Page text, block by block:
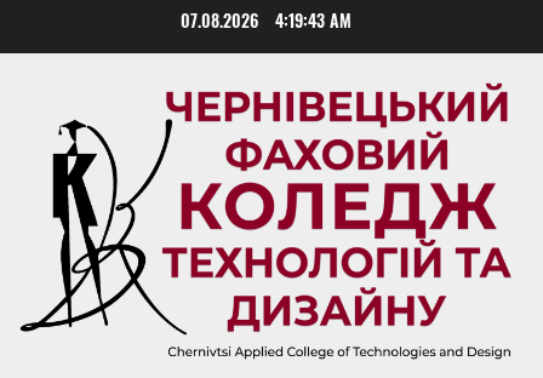
07.08.2026 4:19:43 AM